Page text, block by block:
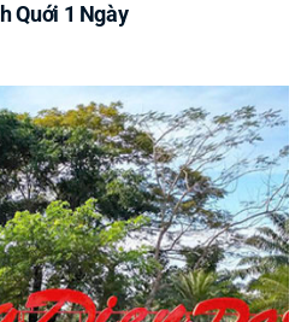
Quới 1 Ngày